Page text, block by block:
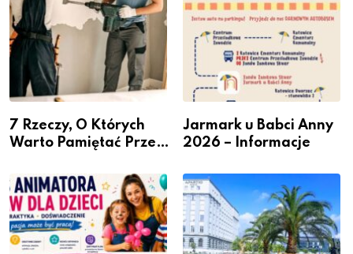
7 Rzeczy, O Których
Warto Pamiętać Przed
Jarmark u Babci Anny
2026 – Informacje